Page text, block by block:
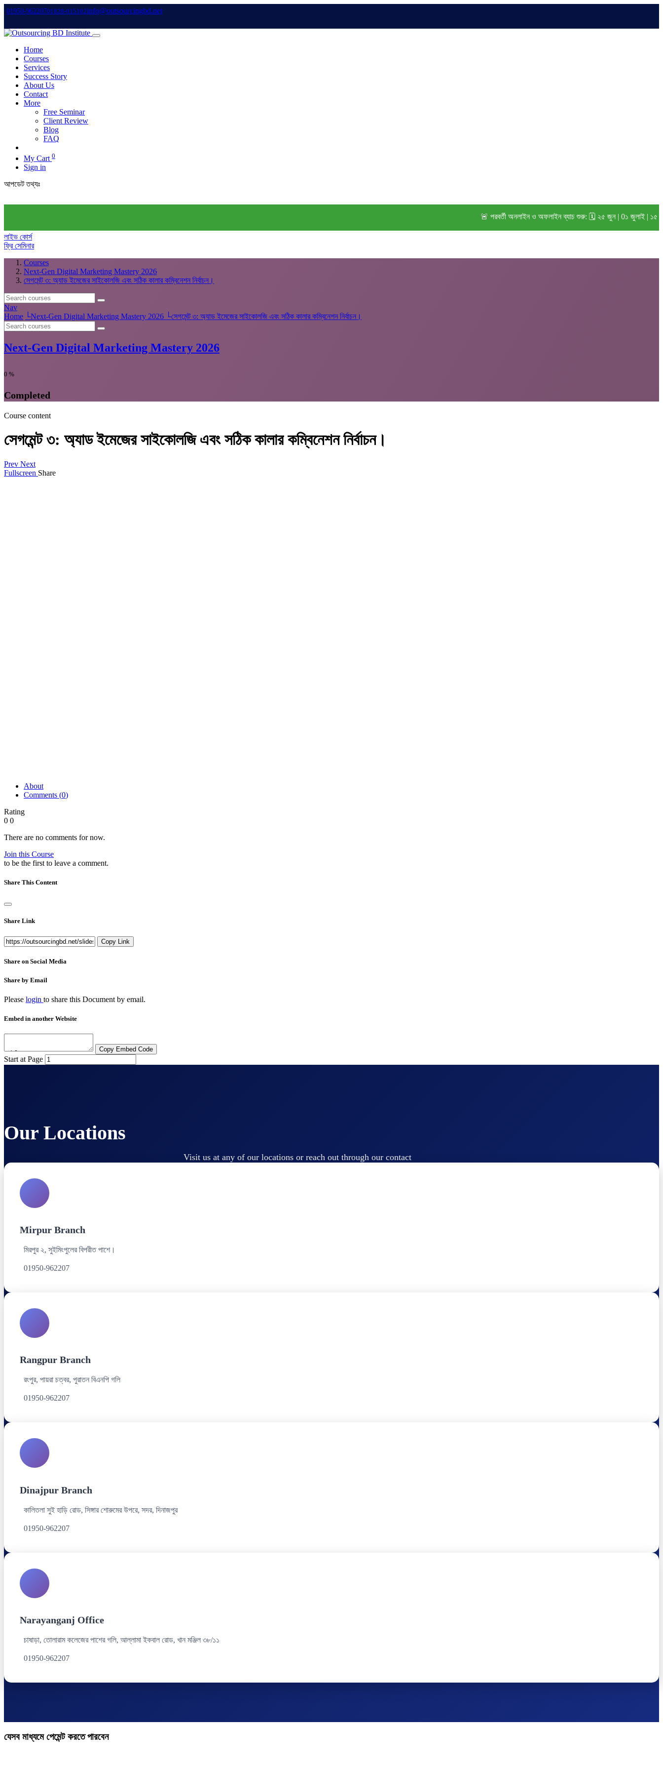
01950-96220701828-015102info@outsourcingbd.net
Home
Courses
Services
Success Story
About Us
Contact
More
Free Seminar
Client Review
Blog
FAQ
My Cart 0
Sign in
আপডেট তথ্যঃ
🚨 পরবর্তী অনলাইন ও অফলাইন ব্যাচ শুরু: 🗓️ ২৫ জুন | 0১ জুলাই | ১৫ জুলাই
লাইভ কোর্স
ফ্রি সেমিনার
Courses
Next-Gen Digital Marketing Mastery 2026
সেগমেন্ট ৩: অ্যাড ইমেজের সাইকোলজি এবং সঠিক কালার কম্বিনেশন নির্বাচন।
Nav
Home └Next-Gen Digital Marketing Mastery 2026 └সেগমেন্ট ৩: অ্যাড ইমেজের সাইকোলজি এবং সঠিক কালার কম্বিনেশন নির্বাচন।
Next-Gen Digital Marketing Mastery 2026
0 %
Completed
Course content
সেগমেন্ট ৩: অ্যাড ইমেজের সাইকোলজি এবং সঠিক কালার কম্বিনেশন নির্বাচন।
Prev Next
Fullscreen Share
About
Comments (0)
Rating
0 0
There are no comments for now.
Join this Course
to be the first to leave a comment.
Share This Content
Share Link
Copy Link
Share on Social Media
Share by Email
Please login to share this Document by email.
Embed in another Website
Copy Embed Code
Start at Page
Our Locations
Visit us at any of our locations or reach out through our contact
Mirpur Branch
মিরপুর ২, সুইমিংপুলের বিপরীত পাশে।
01950-962207
Rangpur Branch
রংপুর, পায়রা চত্বর, পুরাতন বিএনপি গলি
01950-962207
Dinajpur Branch
কালিতলা সুই হাড়ি রোড, সিঙ্গার শোরুমের উপরে, সদর, দিনাজপুর
01950-962207
Narayanganj Office
চাষাড়া, তোলারাম কলেজের পাশের গলি, আল্লামা ইকবাল রোড, খান মঞ্জিল ৩৮/১১
01950-962207
যেসব মাধ্যমে পেমেন্ট করতে পারবেন